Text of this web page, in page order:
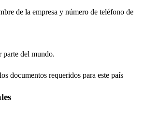
de la empresa y número de teléfono de
del mundo.
documentos requeridos para este país